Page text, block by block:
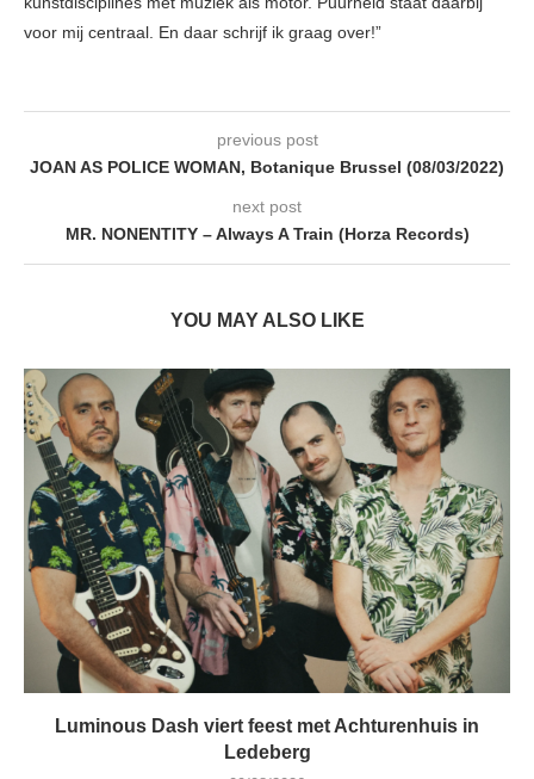
voor mij centraal. En daar schrijf ik graag over!”
previous post
JOAN AS POLICE WOMAN, Botanique Brussel (08/03/2022)
next post
MR. NONENTITY – Always A Train (Horza Records)
YOU MAY ALSO LIKE
Luminous Dash viert feest met Achturenhuis in
Ledeberg